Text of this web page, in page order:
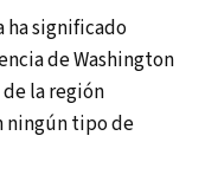
ha significado
de Washington
la región
ningún tipo de